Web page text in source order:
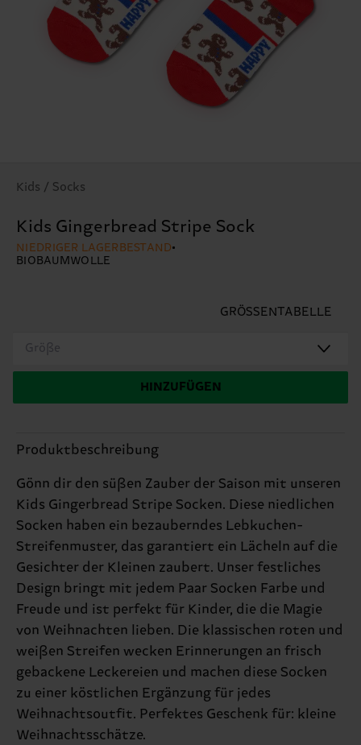
Kids / Socks
Kids Gingerbread Stripe Sock
NIEDRIGER LAGERBESTAND
BIOBAUMWOLLE
GRÖSSENTABELLE
Größe
HINZUFÜGEN
Produktbeschreibung
Gönn dir den süßen Zauber der Saison mit unseren
Kids Gingerbread Stripe Socken. Diese niedlichen
Socken haben ein bezauberndes Lebkuchen-
Streifenmuster, das garantiert ein Lächeln auf die
Gesichter der Kleinen zaubert. Unser festliches
Design bringt mit jedem Paar Socken Farbe und
Freude und ist perfekt für Kinder, die die Magie
von Weihnachten lieben. Die klassischen roten und
weißen Streifen wecken Erinnerungen an frisch
gebackene Leckereien und machen diese Socken
zu einer köstlichen Ergänzung für jedes
Weihnachtsoutfit. Perfektes Geschenk für: kleine
Weihnachtsschätze.